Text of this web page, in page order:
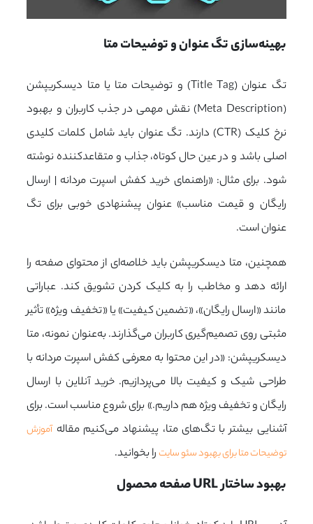
بهینه‌سازی تگ عنوان و توضیحات متا
تگ عنوان (Title Tag) و توضیحات متا یا متا دیسکریپشن
(Meta Description) نقش مهمی در جذب کاربران و بهبود
نرخ کلیک (CTR) دارند. تگ عنوان باید شامل کلمات کلیدی
اصلی باشد و در عین حال کوتاه، جذاب و متقاعدکننده نوشته
شود. برای مثال: «راهنمای خرید کفش اسپرت مردانه | ارسال
رایگان و قیمت مناسب» عنوان پیشنهادی خوبی برای تگ
عنوان است.
همچنین، متا دیسکریپشن باید خلاصه‌ای از محتوای صفحه را
ارائه دهد و مخاطب را به کلیک کردن تشویق کند. عباراتی
مانند «ارسال رایگان»، «تضمین کیفیت» یا «تخفیف ویژه» تأثیر
مثبتی روی تصمیم‌گیری کاربران می‌گذارند. به‌عنوان نمونه، متا
دیسکریپشن: «در این محتوا به معرفی کفش اسپرت مردانه با
طراحی شیک و کیفیت بالا می‌پردازیم. خرید آنلاین با ارسال
رایگان و تخفیف ویژه هم داریم.» برای شروع مناسب است. برای
آشنایی بیشتر با تگ‌های متا، پیشنهاد می‌کنیم مقالهآموزش
توضیحات متا برای بهبود سئو سایترا بخوانید.
بهبود ساختار URL صفحه محصول